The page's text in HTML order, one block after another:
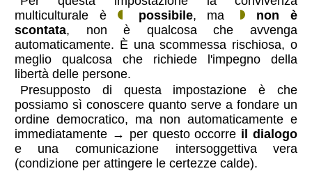
multiculturale è
possibile, ma
non è
scontata, non è qualcosa che avvenga
automaticamente. È una scommessa rischiosa, o
meglio qualcosa che richiede l'impegno della
libertà delle persone.
Presupposto di questa impostazione è che
possiamo sì conoscere quanto serve a fondare un
ordine democratico, ma non automaticamente e
immediatamente → per questo occorre il dialogo
e una comunicazione intersoggettiva vera
(condizione per attingere le certezze calde).